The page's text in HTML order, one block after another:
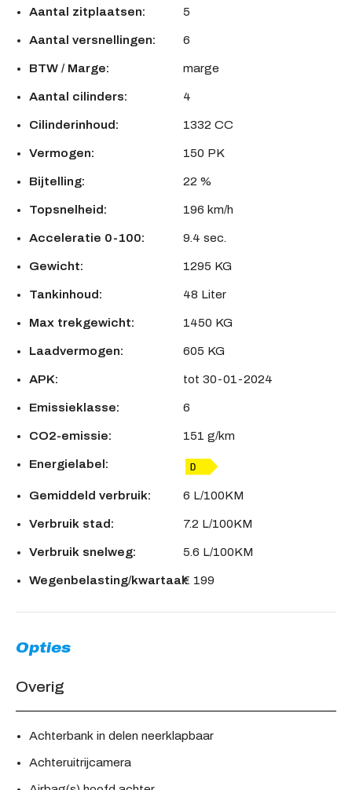
Aantal zitplaatsen: 5
Aantal versnellingen: 6
BTW / Marge: marge
Aantal cilinders: 4
Cilinderinhoud: 1332 CC
Vermogen: 150 PK
Bijtelling: 22 %
Topsnelheid: 196 km/h
Acceleratie 0-100: 9.4 sec.
Gewicht: 1295 KG
Tankinhoud: 48 Liter
Max trekgewicht: 1450 KG
Laadvermogen: 605 KG
APK: tot 30-01-2024
Emissieklasse: 6
CO2-emissie: 151 g/km
Energielabel:
Gemiddeld verbruik: 6 L/100KM
Verbruik stad: 7.2 L/100KM
Verbruik snelweg: 5.6 L/100KM
Wegenbelasting/kwartaal:€ 199
Opties
Overig
Achterbank in delen neerklapbaar
Achteruitrijcamera